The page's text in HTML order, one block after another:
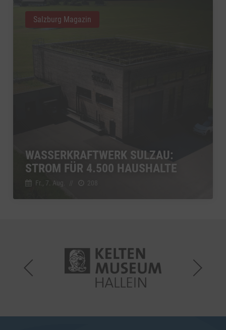
WASSERKRAFTWERK SULZAU:
STROM FÜR 4.500 HAUSHALTE
Fr., 7. Aug.
Salzburg Magazin